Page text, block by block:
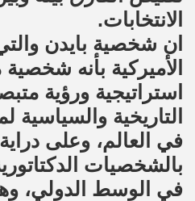
الانتخابات.
ان شخصية بايدن
الأميركية بأنه
استراتيجية ورؤية
التاريخية
في العالم، وعلى
بالشخصيات
في الوسط الدولي،